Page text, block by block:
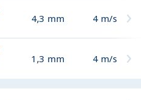
4,3 mm 4 m/s
1,3 mm 4 m/s